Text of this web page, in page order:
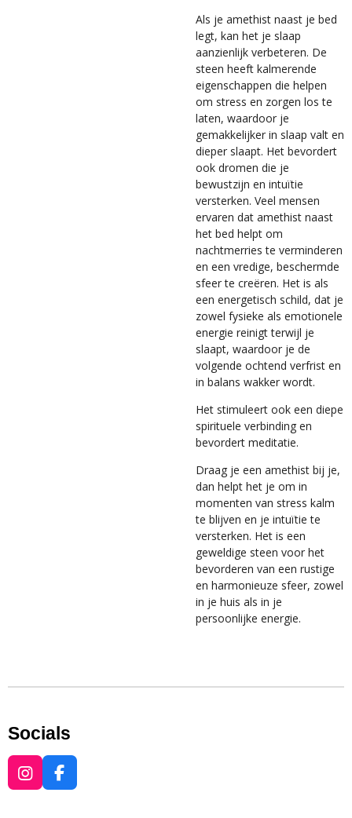
Als je amethist naast je bed
legt, kan het je slaap
aanzienlijk verbeteren. De
steen heeft kalmerende
eigenschappen die helpen
om stress en zorgen los te
laten, waardoor je
gemakkelijker in slaap valt en
dieper slaapt. Het bevordert
ook dromen die je
bewustzijn en intuïtie
versterken. Veel mensen
ervaren dat amethist naast
het bed helpt om
nachtmerries te verminderen
en een vredige, beschermde
sfeer te creëren. Het is als
een energetisch schild, dat je
zowel fysieke als emotionele
energie reinigt terwijl je
slaapt, waardoor je de
volgende ochtend verfrist en
in balans wakker wordt.
Het stimuleert ook een diepe
spirituele verbinding en
bevordert meditatie.
Draag je een amethist bij je,
dan helpt het je om in
momenten van stress kalm
te blijven en je intuïtie te
versterken. Het is een
geweldige steen voor het
bevorderen van een rustige
en harmonieuze sfeer, zowel
in je huis als in je
persoonlijke energie.
Socials
I
n
F
a